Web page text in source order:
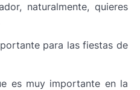
naturalmente, quieres
para las fiestas de
es muy importante en la